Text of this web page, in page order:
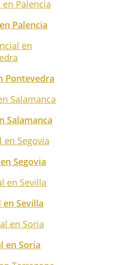
Palencia
Pontevedra
Salamanca
Segovia
en Sevilla
en Soria